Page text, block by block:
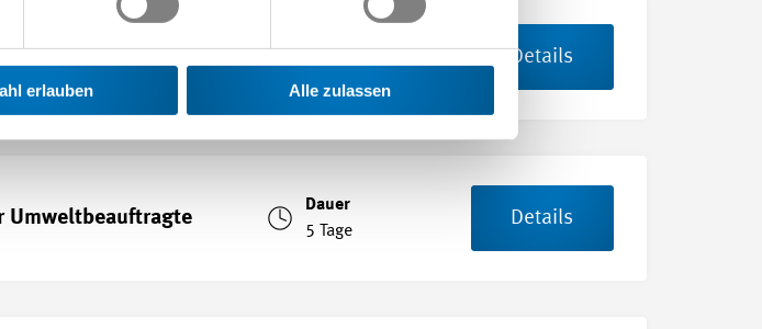
erlauben Alle zulassen
5 Tage
Details
Umweltbeauftragte
Dauer
5 Tage
Details